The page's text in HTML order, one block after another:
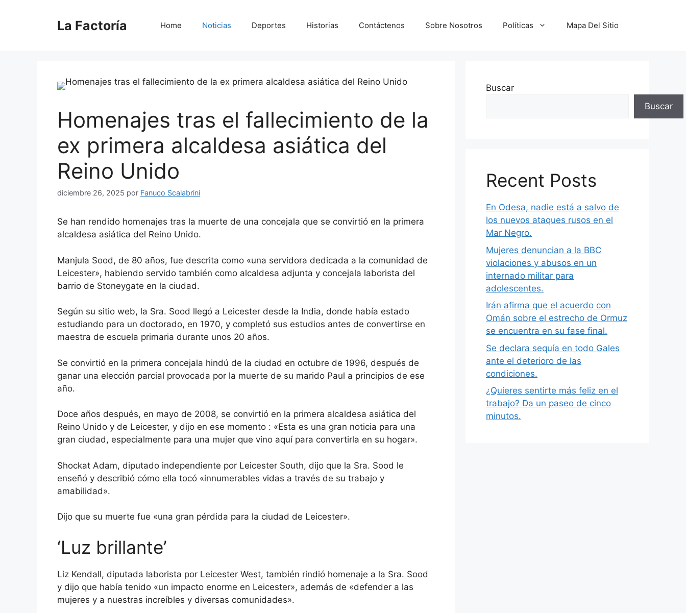
La Factoría Home Noticias Deportes Historias Contáctenos Sobre Nosotros Políticas Mapa Del Sitio
Homenajes tras el fallecimiento de la
ex primera alcaldesa asiática del
Reino Unido
diciembre 26, 2025 por Fanuco Scalabrini
Se han rendido homenajes tras la muerte de una concejala que se convirtió en la primera
alcaldesa asiática del Reino Unido.
Manjula Sood, de 80 años, fue descrita como «una servidora dedicada a la comunidad de
Leicester», habiendo servido también como alcaldesa adjunta y concejala laborista del
barrio de Stoneygate en la ciudad.
Según su sitio web, la Sra. Sood llegó a Leicester desde la India, donde había estado
estudiando para un doctorado, en 1970, y completó sus estudios antes de convertirse en
maestra de escuela primaria durante unos 20 años.
Se convirtió en la primera concejala hindú de la ciudad en octubre de 1996, después de
ganar una elección parcial provocada por la muerte de su marido Paul a principios de ese
año.
Doce años después, en mayo de 2008, se convirtió en la primera alcaldesa asiática del
Reino Unido y de Leicester, y dijo en ese momento : «Esta es una gran noticia para una
gran ciudad, especialmente para una mujer que vino aquí para convertirla en su hogar».
Shockat Adam, diputado independiente por Leicester South, dijo que la Sra. Sood le
enseñó y describió cómo ella tocó «innumerables vidas a través de su trabajo y
amabilidad».
Dijo que su muerte fue «una gran pérdida para la ciudad de Leicester».
‘Luz brillante’
Liz Kendall, diputada laborista por Leicester West, también rindió homenaje a la Sra. Sood
y dijo que había tenido «un impacto enorme en Leicester», además de «defender a las
mujeres y a nuestras increíbles y diversas comunidades».
Buscar
Buscar
Recent Posts
En Odesa, nadie está a salvo de
los nuevos ataques rusos en el
Mar Negro.
Mujeres denuncian a la BBC
violaciones y abusos en un
internado militar para
adolescentes.
Irán afirma que el acuerdo con
Omán sobre el estrecho de Ormuz
se encuentra en su fase final.
Se declara sequía en todo Gales
ante el deterioro de las
condiciones.
¿Quieres sentirte más feliz en el
trabajo? Da un paseo de cinco
minutos.